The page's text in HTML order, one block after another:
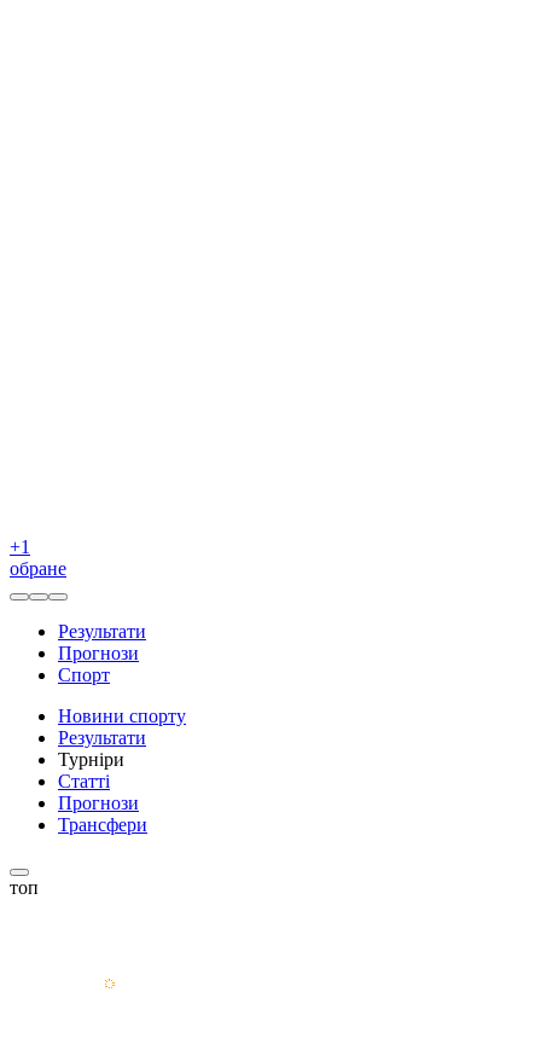
+1
обране
Результати
Прогнози
Спорт
Новини спорту
Результати
Турніри
Статті
Прогнози
Трансфери
топ